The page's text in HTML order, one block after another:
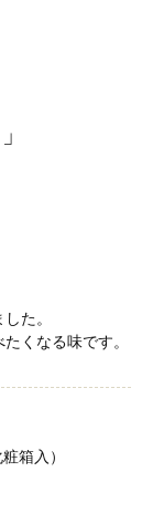
た。
くなる味です。
箱入）